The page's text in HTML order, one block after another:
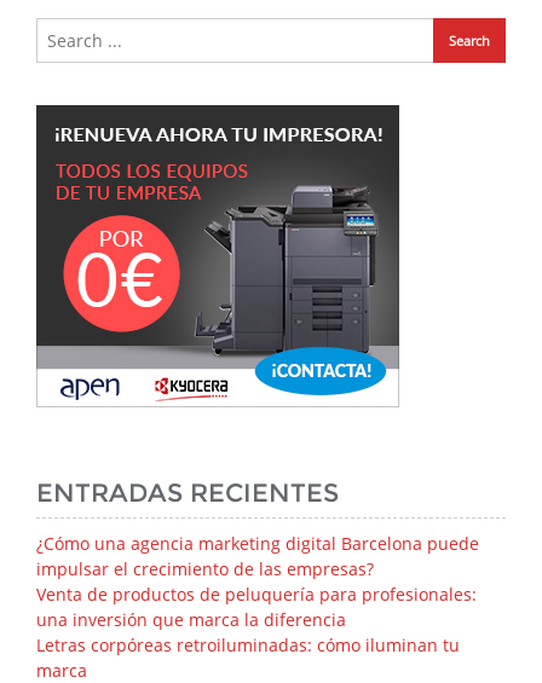
ENTRADAS RECIENTES
¿Cómo una agencia marketing digital Barcelona puede
impulsar el crecimiento de las empresas?
Venta de productos de peluquería para profesionales:
una inversión que marca la diferencia
Letras corpóreas retroiluminadas: cómo iluminan tu
marca